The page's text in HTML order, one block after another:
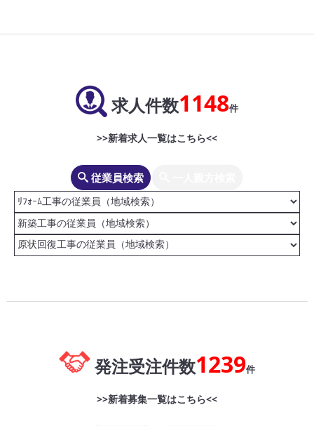
求人件数1148件
>>新着求人一覧はこちら<<
従業員検索
発注受注件数1239件
>>新着募集一覧はこちら<<